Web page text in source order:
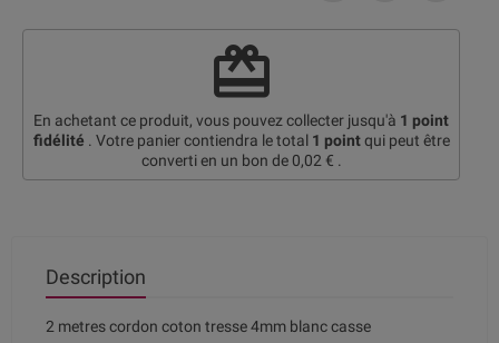
redeem
En achetant ce produit, vous pouvez collecter jusqu'à 1 point
fidélité . Votre panier contiendra le total 1 pointqui peut être
converti en un bon de 0,02 € .
Description
2 metres cordon coton tresse 4mm blanc casse